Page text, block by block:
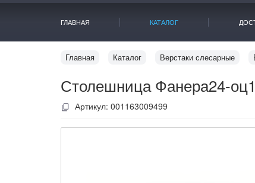
ГЛАВНАЯ КАТАЛОГ
Главная Каталог Верстаки слесарные
Столешница Фанера24-
Артикул: 001163009499